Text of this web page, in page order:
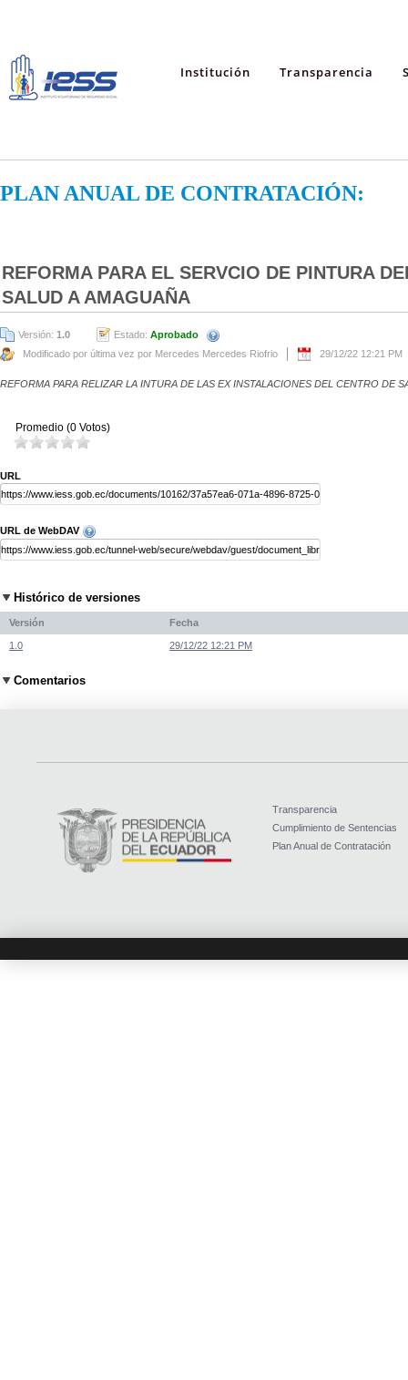
Institución Transparencia
PLAN ANUAL DE CONTRATACIÓN:
REFORMA PARA EL SERVCIO DE PINTURA
SALUD A AMAGUAÑA
Versión: 1.0 Estado: Aprobado
Modificado por última vez por Mercedes Mercedes Riofrio
29/12/22 12:21 PM
REFORMA PARA RELIZAR LA INTURA DE LAS EX INSTALACIONES DEL CENTRO DE
Promedio (0 Votos)
URL
URL de WebDAV
Histórico de versiones
Versión Fecha
1.0 29/12/22 12:21 PM
Comentarios
Transparencia
Cumplimiento de Sentencias
Plan Anual de Contratación